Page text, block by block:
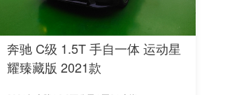
奔驰 C级 1.5T 手自一体 运动星
耀臻藏版 2021款